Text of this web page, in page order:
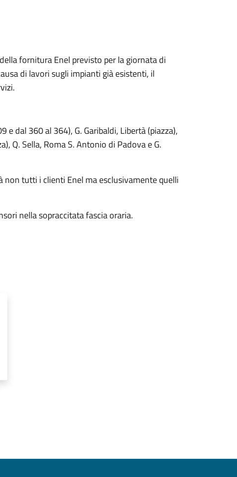
fornitura Enel previsto per la giornata di
di lavori sugli impianti già esistenti, il
dal 360 al 364), G. Garibaldi, Libertà (piazza),
Q. Sella, Roma S. Antonio di Padova e G.
non tutti i clienti Enel ma esclusivamente quelli
nella sopraccitata fascia oraria.